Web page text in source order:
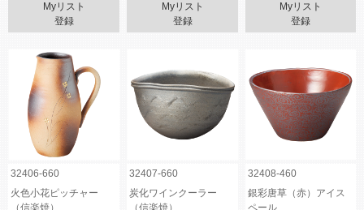
Myリスト
登録
Myリスト
登録
Myリスト
登録
32406-660 32407-660
32408-460
火色小花ピッチャー
（信楽焼）
炭化ワインクーラー
（信楽焼）
銀彩唐草（赤）アイス
ペール